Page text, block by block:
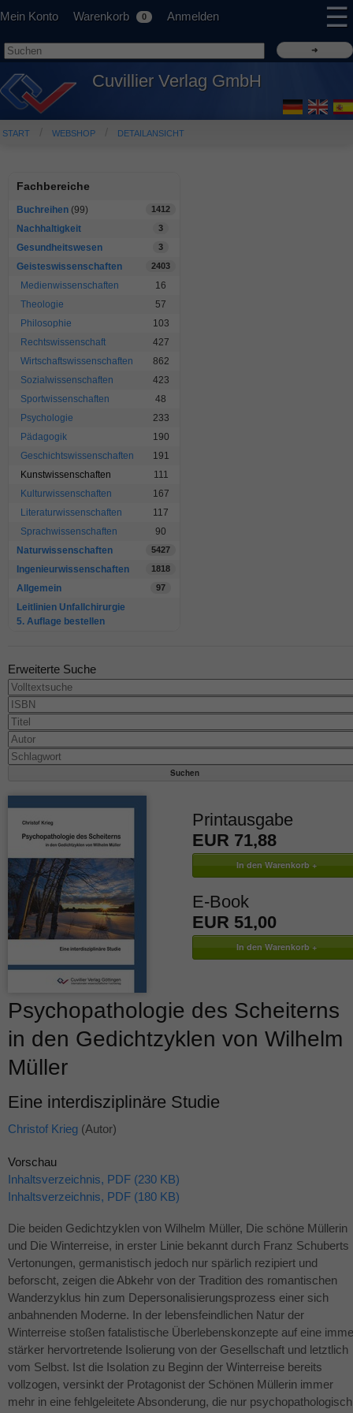
Mein Konto Warenkorb 0 Anmelden ☰
Cuvillier Verlag GmbH
START WEBSHOP DETAILANSICHT
Fachbereiche
Buchreihen (99) 1412
Nachhaltigkeit 3
Gesundheitswesen 3
Geisteswissenschaften 2403
Medienwissenschaften
16
Theologie
57
Philosophie
103
Rechtswissenschaft
427
Wirtschaftswissenschaften
862
Sozialwissenschaften
423
Sportwissenschaften
48
Psychologie
233
Pädagogik
190
Geschichtswissenschaften
191
Kunstwissenschaften
111
Kulturwissenschaften
167
Literaturwissenschaften
117
Sprachwissenschaften
90
Naturwissenschaften
5427
Ingenieurwissenschaften 1818
Allgemein 97
Leitlinien Unfallchirurgie
5. Auflage bestellen
Erweiterte Suche
Printausgabe
EUR 71,88
E-Book
EUR 51,00
Psychopathologie des Scheiterns
in den Gedichtzyklen von Wilhelm
Müller
Eine interdisziplinäre Studie
Christof Krieg (Autor)
Vorschau
Inhaltsverzeichnis, PDF (230 KB)
Inhaltsverzeichnis, PDF (180 KB)
Die beiden Gedichtzyklen von Wilhelm Müller, Die schöne Müllerin
und Die Winterreise, in erster Linie bekannt durch Franz Schuberts
Vertonungen, germanistisch jedoch nur spärlich rezipiert und
beforscht, zeigen die Abkehr von der Tradition des romantischen
Wanderzyklus hin zum Depersonalisierungsprozess einer sich
anbahnenden Moderne. In der lebensfeindlichen Natur der
Winterreise stoßen fatalistische Überlebenskonzepte auf eine
stärker hervortretende Isolierung von der Gesellschaft und letztlich
vom Selbst. Ist die Isolation zu Beginn der Winterreise bereits
vollzogen, versinkt der Protagonist der Schönen Müllerin immer
mehr in eine fehlgeleitete Absonderung, die nur psychopathologisch